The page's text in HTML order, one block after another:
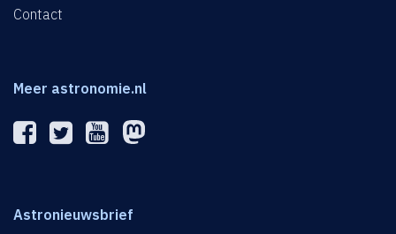
Contact
Meer astronomie.nl
Astronieuwsbrief